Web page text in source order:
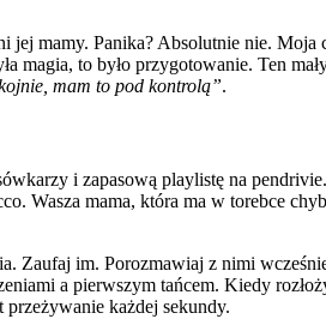
jej mamy. Panika? Absolutnie nie.
magia, to było przygotowanie. Ten
mam to pod kontrolą”.
i zapasową playlistę na
Wasza mama, która ma w torebce
Zaufaj im. Porozmawiaj z nimi
a pierwszym tańcem. Kiedy
przeżywanie każdej sekundy.